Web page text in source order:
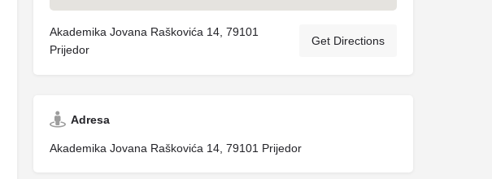
Akademika Jovana Raškovića 14, 79101
Prijedor
Get Directions
Adresa
Akademika Jovana Raškovića 14, 79101 Prijedor